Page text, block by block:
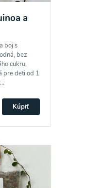
a
boj s
bez
cukru,
pre deti od 1
Kúpiť